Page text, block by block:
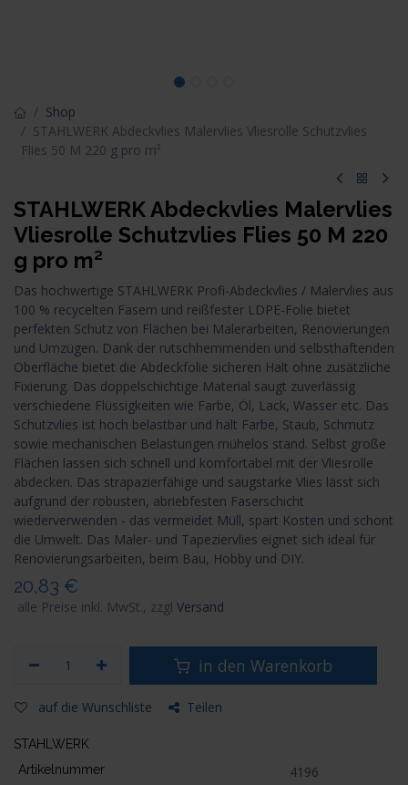
Shop
STAHLWERK Abdeckvlies Malervlies Vliesrolle Schutzvlies
Flies 50 M 220 g pro m²
STAHLWERK Abdeckvlies Malervlies
Vliesrolle Schutzvlies Flies 50 M 220
g pro m²
Das hochwertige STAHLWERK Profi-Abdeckvlies / Malervlies aus
100 % recycelten Fasern und reißfester LDPE-Folie bietet
perfekten Schutz von Flächen bei Malerarbeiten, Renovierungen
und Umzügen. Dank der rutschhemmenden und selbsthaftenden
Oberfläche bietet die Abdeckfolie sicheren Halt ohne zusätzliche
Fixierung. Das doppelschichtige Material saugt zuverlässig
verschiedene Flüssigkeiten wie Farbe, Öl, Lack, Wasser etc. Das
Schutzvlies ist hoch belastbar und hält Farbe, Staub, Schmutz
sowie mechanischen Belastungen mühelos stand. Selbst große
Flächen lassen sich schnell und komfortabel mit der Vliesrolle
abdecken. Das strapazierfähige und saugstarke Vlies lässt sich
aufgrund der robusten, abriebfesten Faserschicht
wiederverwenden - das vermeidet Müll, spart Kosten und schont
die Umwelt. Das Maler- und Tapeziervlies eignet sich ideal für
Renovierungsarbeiten, beim Bau, Hobby und DIY.
20,83 €
alle Preise inkl. MwSt., zzgl Versand
in den Warenkorb
auf die Wunschliste Teilen
STAHLWERK
Artikelnummer
4196